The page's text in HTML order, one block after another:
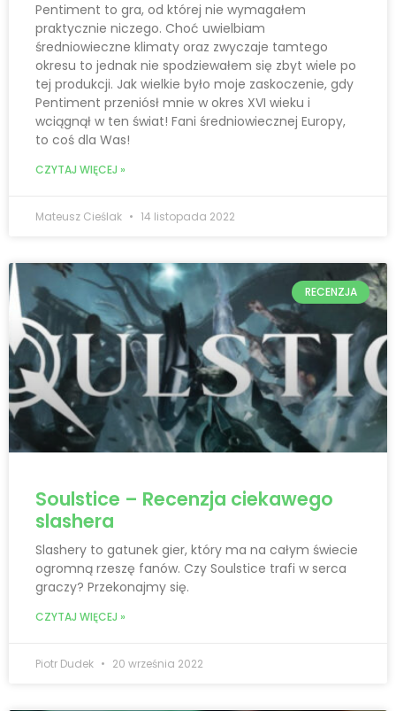
Pentiment to gra, od której nie wymagałem
praktycznie niczego. Choć uwielbiam
średniowieczne klimaty oraz zwyczaje tamtego
okresu to jednak nie spodziewałem się zbyt wiele po
tej produkcji. Jak wielkie było moje zaskoczenie, gdy
Pentiment przeniósł mnie w okres XVI wieku i
wciągnął w ten świat! Fani średniowiecznej Europy,
to coś dla Was!
CZYTAJ WIĘCEJ »
Mateusz Cieślak 14 listopada 2022
RECENZJA
Soulstice – Recenzja ciekawego
slashera
Slashery to gatunek gier, który ma na całym świecie
ogromną rzeszę fanów. Czy Soulstice trafi w serca
graczy? Przekonajmy się.
CZYTAJ WIĘCEJ »
Piotr Dudek 20 września 2022